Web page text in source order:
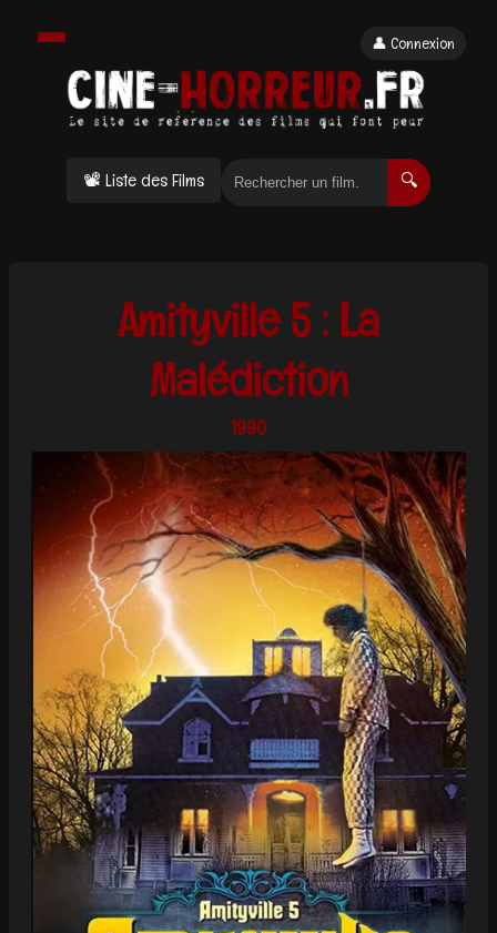
📽 Liste des Films 🔍
👤 Connexion
Amityville 5 : La
Malédiction
1990